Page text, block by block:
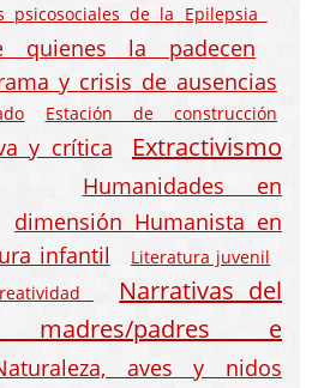
psicosociales de la Epilepsia
quienes la padecen
y crisis de ausencias
Estación de construcción
y crítica
Extractivismo
Humanidades en
dimensión Humanista en
infantil
Literatura juvenil
Narrativas del
madres/padres e
aves y nidos